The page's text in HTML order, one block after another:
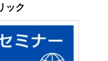
ック